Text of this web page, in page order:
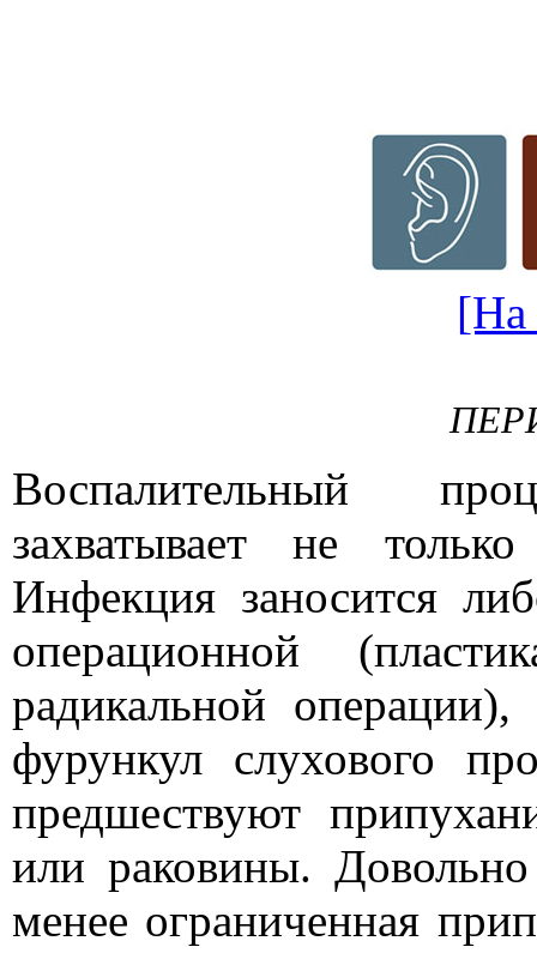
[На
Воспалительный
захватывает не
Инфекция заносится
операционной
радикальной
фурункул слухового
предшествуют
или раковины.
менее ограниченная